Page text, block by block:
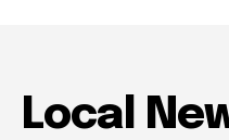
Local